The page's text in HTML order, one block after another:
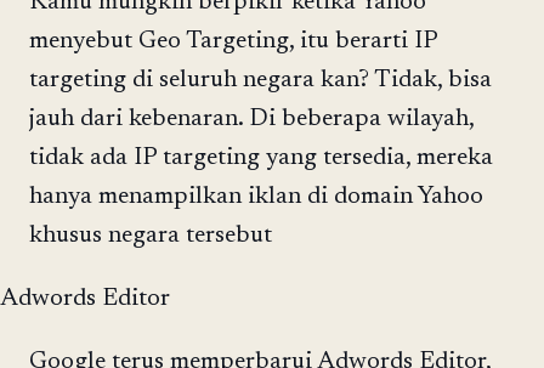
menyebut Geo Targeting, itu berarti IP
targeting di seluruh negara kan? Tidak, bisa
jauh dari kebenaran. Di beberapa wilayah,
tidak ada IP targeting yang tersedia, mereka
hanya menampilkan iklan di domain Yahoo
khusus negara tersebut
Adwords Editor
Google terus memperbarui Adwords Editor,